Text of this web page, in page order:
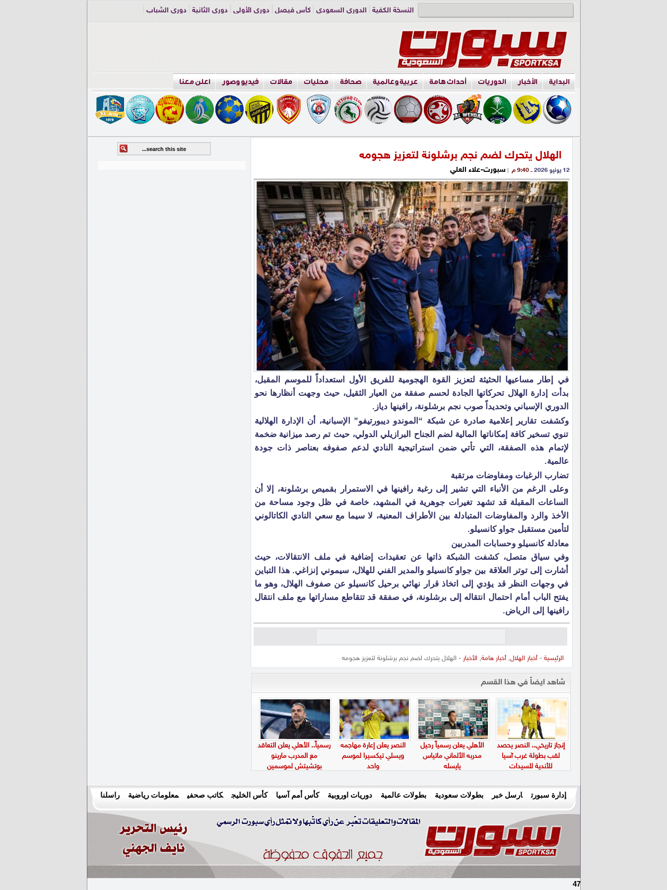
النسخة الكفية الدوري السعودي كأس فيصل دوري الأولى دوري الثانية
دوري الشباب
البداية الأخبار الدوريات أحداث هامة عربية وعالمية صحافة محليات مقالات فيديو وصور اعلن معنا
الهلال يتحرك لضم نجم برشلونة لتعزيز هجومه
12 يونيو 2026 ــ 9:40 م | سبورت-علاء العلي
في إطار مساعيها الحثيثة لتعزيز القوة الهجومية للفريق الأول استعداداً للموسم المقبل،
بدأت إدارة الهلال تحركاتها الجادة لحسم صفقة من العيار الثقيل، حيث وجهت أنظارها نحو
الدوري الإسباني وتحديداً صوب نجم برشلونة، رافينها دياز.
وكشفت تقارير إعلامية صادرة عن شبكة “الموندو ديبورتيفو” الإسبانية، أن الإدارة الهلالية
تنوي تسخير كافة إمكاناتها المالية لضم الجناح البرازيلي الدولي، حيث تم رصد ميزانية ضخمة
لإتمام هذه الصفقة، التي تأتي ضمن استراتيجية النادي لدعم صفوفه بعناصر ذات جودة
عالمية.
تضارب الرغبات ومفاوضات مرتقبة
وعلى الرغم من الأنباء التي تشير إلى رغبة رافينها في الاستمرار بقميص برشلونة، إلا أن
الساعات المقبلة قد تشهد تغيرات جوهرية في المشهد، خاصة في ظل وجود مساحة من
الأخذ والرد والمفاوضات المتبادلة بين الأطراف المعنية، لا سيما مع سعي النادي الكاتالوني
لتأمين مستقبل جواو كانسيلو.
معادلة كانسيلو وحسابات المدربين
وفي سياق متصل، كشفت الشبكة ذاتها عن تعقيدات إضافية في ملف الانتقالات، حيث
أشارت إلى توتر العلاقة بين جواو كانسيلو والمدير الفني للهلال، سيموني إنزاغي. هذا التباين
في وجهات النظر قد يؤدي إلى اتخاذ قرار نهائي برحيل كانسيلو عن صفوف الهلال، وهو ما
يفتح الباب أمام احتمال انتقاله إلى برشلونة، في صفقة قد تتقاطع مساراتها مع ملف انتقال
رافينها إلى الرياض.
الرئيسية -أخبار الهلال,أخبار هامة, الأخبار - الهلال يتحرك لضم نجم برشلونة لتعزيز هجومه
شاهد ايضاً في هذا القسم
إنجاز تاريخي.. النصر يحصد
لقب بطولة غرب آسيا
للأندية للسيدات
الأهلي يعلن رسمياً رحيل
مدربه الألماني ماتياس
يايسله
النصر يعلن إعارة مهاجمه
ويسلي تيكسيرا لموسم
واحد
رسمياً.. الأهلي يعلن التعاقد
مع المدرب مارينو
بوتشيتش لموسمين
إدارة سبورت ارسل خبر بطولات سعودية بطولات عالمية دوريات اوروبية كأس أمم آسيا كأس الخليج كاتب صحفي معلومات رياضية راسلنا
47